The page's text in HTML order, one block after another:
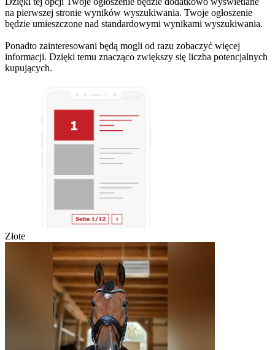
na pierwszej stronie wyników wyszukiwania. Twoje ogłoszenie
będzie umieszczone nad standardowymi wynikami wyszukiwania.
Ponadto zainteresowani będą mogli od razu zobaczyć więcej
informacji. Dzięki temu znacząco zwiększy się liczba potencjalnych
kupujących.
Złote